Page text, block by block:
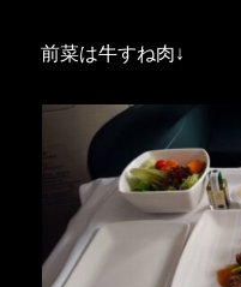
前菜は牛すね肉↓